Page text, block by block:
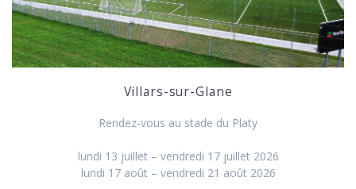
Villars-sur-Glane
Rendez-vous au stade du Platy
lundi 13 juillet – vendredi 17 juillet 2026
lundi 17 août – vendredi 21 août 2026